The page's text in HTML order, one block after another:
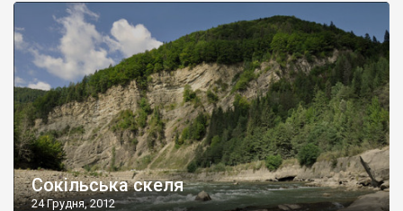
Сокільська скеля
24 Грудня, 2012